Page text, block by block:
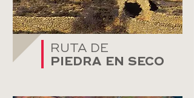
RUTA DE
PIEDRA EN SECO